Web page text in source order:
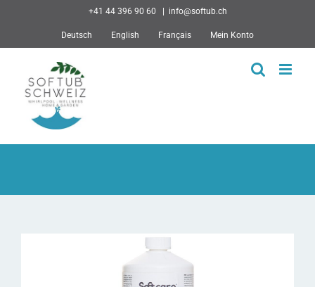
+41 44 396 90 60 info@softub.ch
Deutsch English Français Mein Konto